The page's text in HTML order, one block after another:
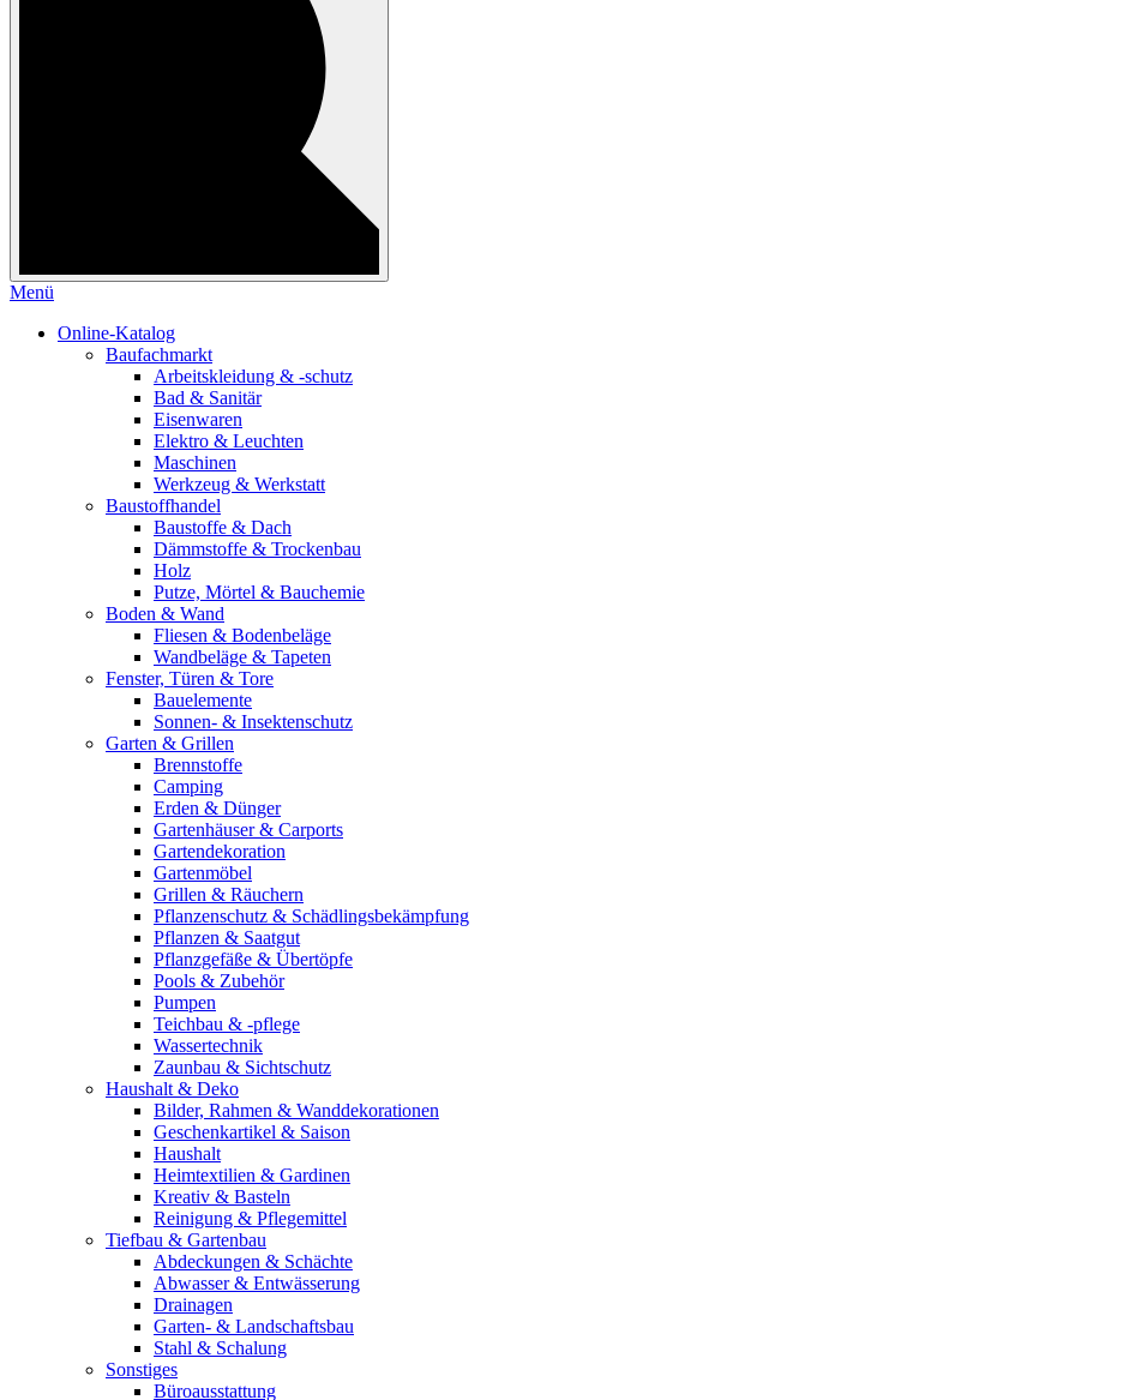
Menü
Online-Katalog
Baufachmarkt
Arbeitskleidung & -schutz
Bad & Sanitär
Eisenwaren
Elektro & Leuchten
Maschinen
Werkzeug & Werkstatt
Baustoffhandel
Baustoffe & Dach
Dämmstoffe & Trockenbau
Holz
Putze, Mörtel & Bauchemie
Boden & Wand
Fliesen & Bodenbeläge
Wandbeläge & Tapeten
Fenster, Türen & Tore
Bauelemente
Sonnen- & Insektenschutz
Garten & Grillen
Brennstoffe
Camping
Erden & Dünger
Gartenhäuser & Carports
Gartendekoration
Gartenmöbel
Grillen & Räuchern
Pflanzenschutz & Schädlingsbekämpfung
Pflanzen & Saatgut
Pflanzgefäße & Übertöpfe
Pools & Zubehör
Pumpen
Teichbau & -pflege
Wassertechnik
Zaunbau & Sichtschutz
Haushalt & Deko
Bilder, Rahmen & Wanddekorationen
Geschenkartikel & Saison
Haushalt
Heimtextilien & Gardinen
Kreativ & Basteln
Reinigung & Pflegemittel
Tiefbau & Gartenbau
Abdeckungen & Schächte
Abwasser & Entwässerung
Drainagen
Garten- & Landschaftsbau
Stahl & Schalung
Sonstiges
Büroausstattung